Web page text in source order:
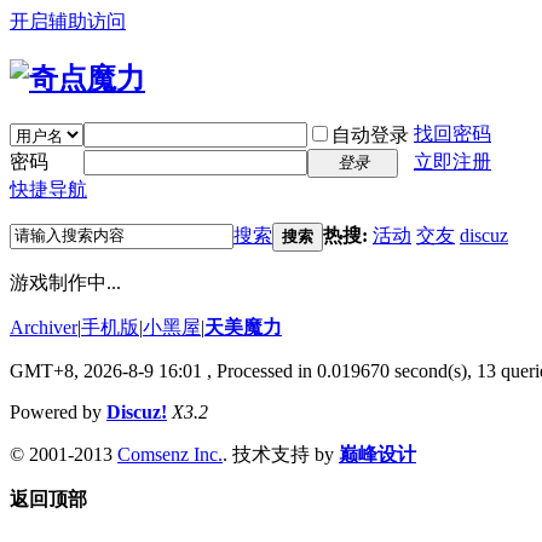
开启辅助访问
自动登录 找回密码
密码
登录
立即注册
快捷导航
搜索 搜索 热搜: 活动 交友 discuz
游戏制作中...
Archiver|手机版|小黑屋|天美魔力
GMT+8, 2026-8-9 16:01 , Processed in 0.019670 second(s), 13
Powered by Discuz! X3.2
© 2001-2013 Comsenz Inc.. 技术支持 by 巅峰设计
返回顶部